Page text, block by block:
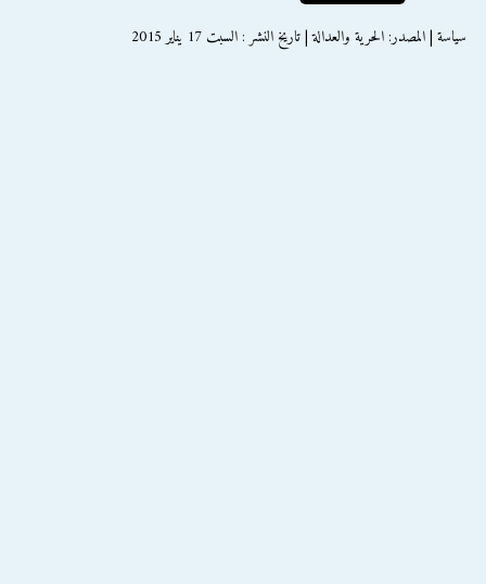
سياسة | المصدر: الحرية والعدالة | تاريخ النشر : السبت 17 يناير 2015